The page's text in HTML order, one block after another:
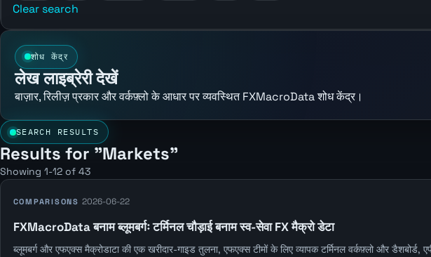
Clear search
शोध केंद्र
लेख लाइब्रेरी देखें
बाज़ार, रिलीज़ प्रकार और वर्कफ़्लो के आधार पर व्यवस्थित FXMacroData शोध केंद्र।
SEARCH RESULTS
Results for "Markets"
Showing 1-12 of 43
COMPARISONS 2026-06-22
FXMacroData बनाम ब्लूमबर्गः टर्मिनल चौड़ाई बनाम स्व-सेवा FX मैक्रो डेटा
ब्लूमबर्ग और एफएक्स मैक्रोडाटा की एक खरीदार-गाइड तुलना, एफएक्स टीमों के लिए व्यापक टर्मिनल वर्कफ़्लो और